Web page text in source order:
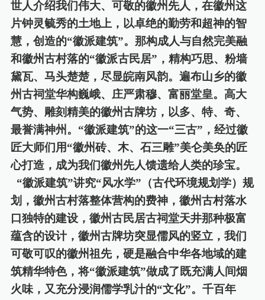
世人介绍我们伟大、可敬的徽州先人，在徽州这
片钟灵毓秀的土地上，以卓绝的勤劳和超神的智
慧，创造的“徽派建筑”。那构成人与自然完美融
和徽州古村落的“徽派古民居”，精构巧思、粉墙
黛瓦、马头楚楚，尽显皖南风韵。遍布山乡的徽
州古祠堂华构巍峨、庄严肃穆、富丽堂皇。高大
气势、雕刻精美的徽州古牌坊，以多、特、奇、
最誉满神州。“徽派建筑”的这一“三古”，经过徽
匠大师们用“徽州砖、木、石三雕”美仑美奂的匠
心打造，成为我们徽州先人馈遗给人类的珍宝。
“徽派建筑”讲究“风水学”（古代环境规划学）规
划，徽州古村落整体营构的费神，徽州古村落水
口独特的建设，徽州古民居古祠堂天井那种极富
蕴含的设计，徽州古牌坊突显儒风的竖立，我们
可敬可叹的徽州祖先，硬是融合中华各地域的建
筑精华特色，将“徽派建筑”做成了既充满人间烟
火味，又充分浸润儒学乳汁的“文化”。千百年